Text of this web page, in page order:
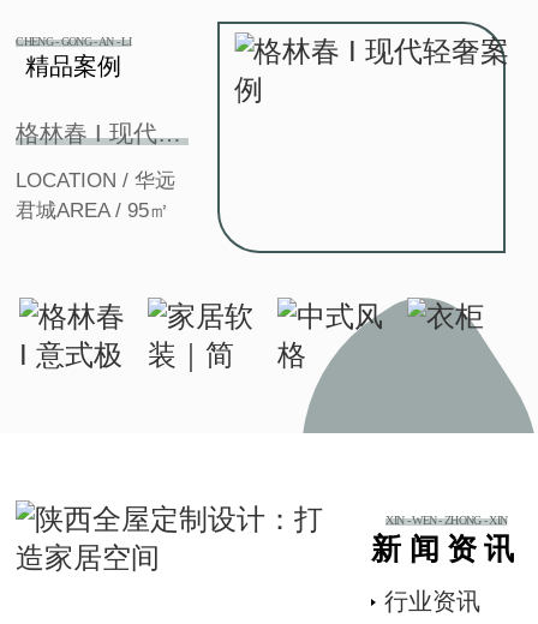
CHENG - GONG - AN - LI
精品案例
格林春 I 现代轻奢案例
LOCATION / 华远
君城AREA / 95㎡
轻奢DESIGNER /
LI生活在繁杂多变
的世 界已是烦扰不
户处地形较为紧
凑，且距离餐厅位
置较近，没有设计
XIN - WEN - ZHONG - XIN
新闻资讯
行业资讯